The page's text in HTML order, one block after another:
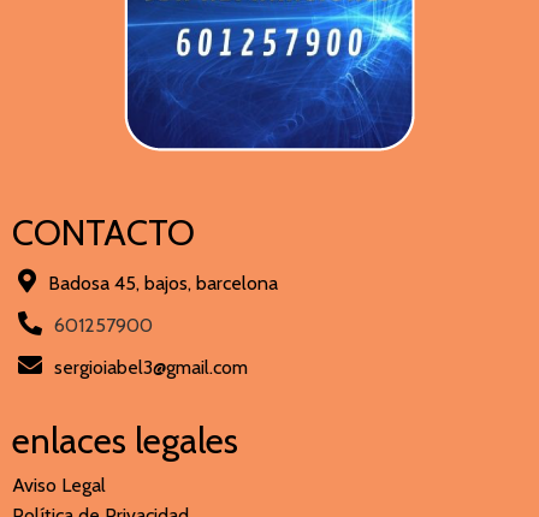
CONTACTO
Badosa 45, bajos, barcelona
601257900
sergioiabel3@gmail.com
enlaces legales
Aviso Legal